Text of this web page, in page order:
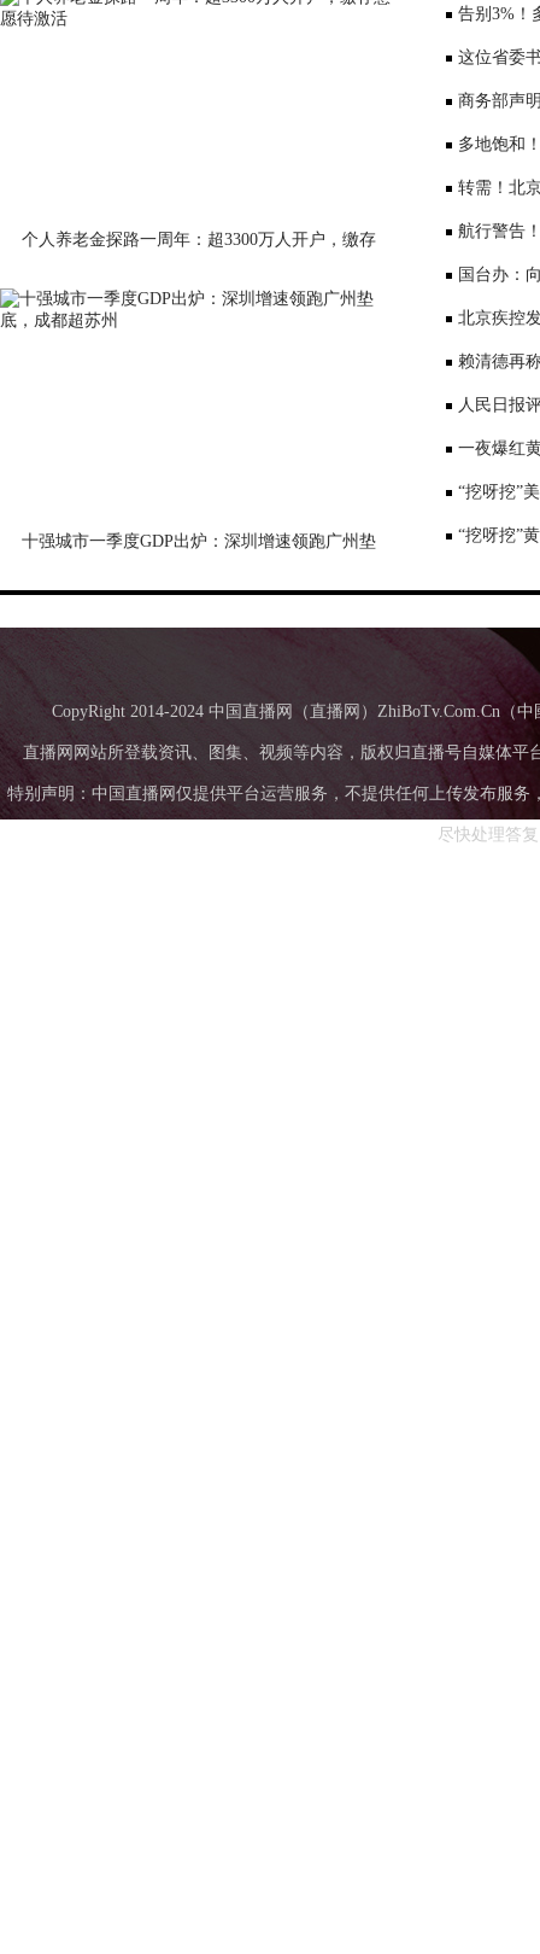
个人养老金探路一周年：超3300万人开户，缴存
十强城市一季度GDP出炉：深圳增速领跑广州垫
告别3%！
少3000元利
这位省委
部、10位女
商务部声
会”多地饱和
序竞争仍是
转需！北
公布
航行警告
国台办：
表达深切哀
北京疾控
景要戴口罩
赖清德再
国台办回应
人民日报
一夜爆红
师：或涉嫌
“挖呀挖”
“挖呀挖”
CopyRight 2014-2024 中国直播网（直播网）ZhiBoTv.Com.Cn（
直播网网站所登载资讯、图集、视频等内容，版权归直播号自媒体
特别声明：中国直播网仅提供平台运营服务，不提供任何上传发布服务
尽快处理答